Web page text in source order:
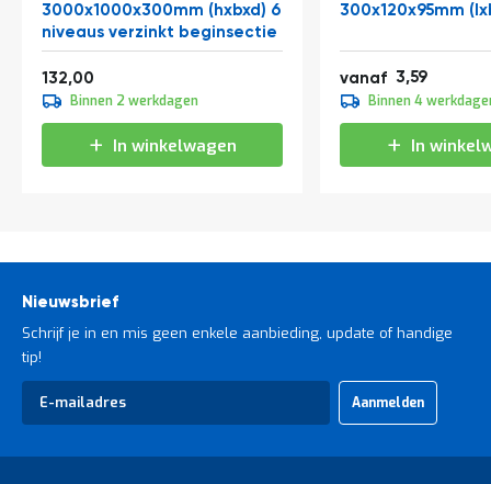
3000x1000x300mm (hxbxd) 6
niveaus verzinkt beginsectie
Vanaf
132,00
Binnen 2 werkdagen
In winkelwagen
300x120x95mm
vanaf 3,59
4,34
3,99
4,83
Binnen 4
In
Nieuwsbrief
Schrijf je in en mis geen enkele aanbieding, update of handige
tip!
Abonneer
op
Aanmelden